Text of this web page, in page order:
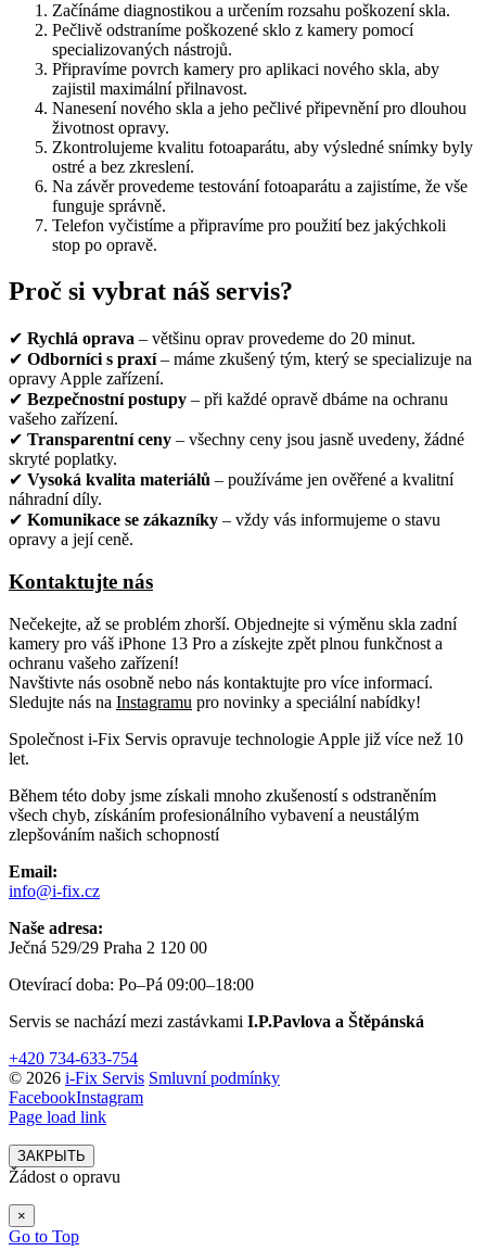
Začínáme diagnostikou a určením rozsahu poškození skla.
Pečlivě odstraníme poškozené sklo z kamery pomocí
specializovaných nástrojů.
Připravíme povrch kamery pro aplikaci nového skla, aby
zajistil maximální přilnavost.
Nanesení nového skla a jeho pečlivé připevnění pro dlouhou
životnost opravy.
Zkontrolujeme kvalitu fotoaparátu, aby výsledné snímky byly
ostré a bez zkreslení.
Na závěr provedeme testování fotoaparátu a zajistíme, že vše
funguje správně.
Telefon vyčistíme a připravíme pro použití bez jakýchkoli
stop po opravě.
Proč si vybrat náš servis?
✔ Rychlá oprava – většinu oprav provedeme do 20 minut.
✔ Odborníci s praxí– máme zkušený tým, který se specializuje na
opravy Apple zařízení.
✔ Bezpečnostní postupy – při každé opravě dbáme na ochranu
vašeho zařízení.
✔ Transparentní ceny – všechny ceny jsou jasně uvedeny, žádné
skryté poplatky.
✔ Vysoká kvalita materiálů – používáme jen ověřené a kvalitní
náhradní díly.
✔ Komunikace se zákazníky – vždy vás informujeme o stavu
opravy a její ceně.
Kontaktujte nás
Nečekejte, až se problém zhorší. Objednejte si výměnu skla zadní
kamery pro váš iPhone 13 Pro a získejte zpět plnou funkčnost a
ochranu vašeho zařízení!
Navštivte nás osobně nebo nás kontaktujte pro více informací.
Sledujte nás na Instagramu pro novinky a speciální nabídky!
Společnost i-Fix Servis opravuje technologie Apple již více než 10
let.
Během této doby jsme získali mnoho zkušeností s odstraněním
všech chyb, získáním profesionálního vybavení a neustálým
zlepšováním našich schopností
Email:
info@i-fix.cz
Naše adresa:
Ječná 529/29 Praha 2 120 00
Otevírací doba: Po–Pá 09:00–18:00
Servis se nachází mezi zastávkami I.P.Pavlova a Štěpánská
+420 734-633-754
© 2026 i-Fix Servis Smluvní podmínky
FacebookInstagram
Page load link
ЗАКРЫТЬ
Žádost o opravu
×
Go to Top